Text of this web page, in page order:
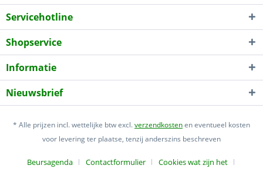
Servicehotline
Shopservice
Informatie
Nieuwsbrief
* Alle prijzen incl. wettelijke btw excl.verzendkostenen eventueel kosten
voor levering ter plaatse, tenzij anderszins beschreven
Beursagenda Contactformulier
Cookies wat zijn het